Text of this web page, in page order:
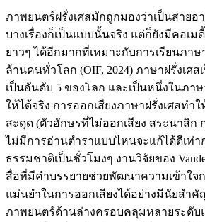
ภาพยนตร์ฝรั่งเศสมักถูกมองว่าเป็นสายอ
บางเรื่องก็เป็นแบบนั้นจริง แต่ก็ยังมีคอเม
ยาวๆ ได้อีกมากที่เหมาะกับการเรียนภาษ
ล้านคนทั่วโลก (OIF, 2024) ภาษาฝรั่งเศ
เป็นอันดับ 5 ของโลก และเป็นหนึ่งในภา
ให้ได้จริง การออกเสียงภาษาฝรั่งเศสทำ
สะดุด (ตัวอักษรที่ไม่ออกเสียง สระนาสิก
ไม่มีการอ่านตำราแบบไหนจะแก้ได้ดีเท่า
ธรรมชาติเป็นชั่วโมงๆ งานวิจัยของ
สื่อที่มีคำบรรยายช่วยพัฒนาความเข้าใจ
แม่นยำในการออกเสียงได้อย่างมีนัยสำคั
ภาพยนตร์ด้านล่างครอบคลุมหลายระดับ